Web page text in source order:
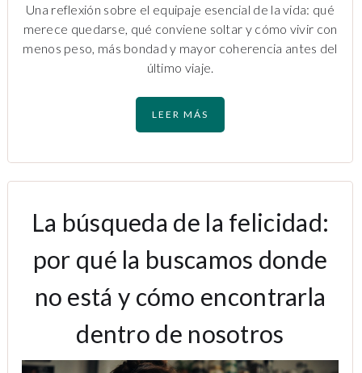
Una reflexión sobre el equipaje esencial de la vida: qué
merece quedarse, qué conviene soltar y cómo vivir con
menos peso, más bondad y mayor coherencia antes del
último viaje.
LEER MÁS
La búsqueda de la felicidad:
por qué la buscamos donde
no está y cómo encontrarla
dentro de nosotros